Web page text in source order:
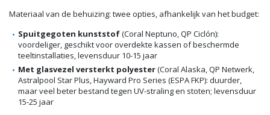
Materiaal van de behuizing: twee opties, afhankelijk van het budget:
Spuitgegoten kunststof(Coral Neptuno, QP Ciclón):
voordeliger, geschikt voor overdekte kassen of beschermde
teeltinstallaties, levensduur 10-15 jaar
Met glasvezel versterkt polyester(Coral Alaska, QP Netwerk,
Astralpool Star Plus, Hayward Pro Series (ESPA FKP): duurder,
maar veel beter bestand tegen UV-straling en stoten; levensduur
15-25 jaar